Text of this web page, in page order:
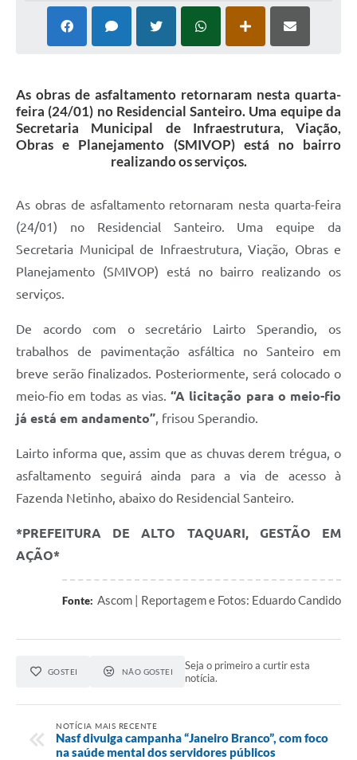
As obras de asfaltamento retornaram nesta quarta-
feira (24/01) no Residencial Santeiro. Uma equipe da
Secretaria Municipal de Infraestrutura, Viação,
Obras e Planejamento (SMIVOP) está no bairro
realizando os serviços.
As obras de asfaltamento retornaram nesta quarta-feira
(24/01) no Residencial Santeiro. Uma equipe da
Secretaria Municipal de Infraestrutura, Viação, Obras e
Planejamento (SMIVOP) está no bairro realizando os
serviços.
De acordo com o secretário Lairto Sperandio, os
trabalhos de pavimentação asfáltica no Santeiro em
breve serão finalizados. Posteriormente, será colocado o
meio-fio em todas as vias.“A licitação para o meio-fio
já está em andamento”, frisou Sperandio.
Lairto informa que, assim que as chuvas derem trégua, o
asfaltamento seguirá ainda para a via de acesso à
Fazenda Netinho, abaixo do Residencial Santeiro.
*PREFEITURA DE ALTO TAQUARI, GESTÃO EM
AÇÃO*
Fonte: Ascom | Reportagem e Fotos: Eduardo Candido
GOSTEI NÃO GOSTEI
Seja o primeiro a curtir esta
notícia.
NOTÍCIA MAIS RECENTE
Nasf divulga campanha “Janeiro Branco”, com foco
na saúde mental dos servidores públicos